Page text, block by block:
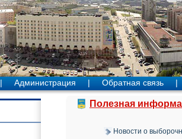
| Администрация | Обратная связь |
Полезная
Новости о